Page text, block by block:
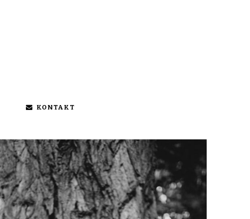
KONTAKT